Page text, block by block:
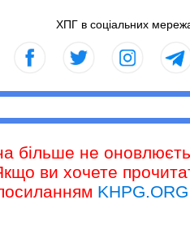
ХПГ в соціальних
більше не
ви хочете
KHPG.ORG